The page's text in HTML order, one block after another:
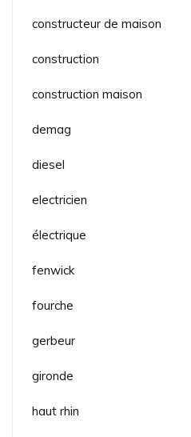
constructeur de maison
construction
construction maison
demag
diesel
electricien
électrique
fenwick
fourche
gerbeur
gironde
haut rhin